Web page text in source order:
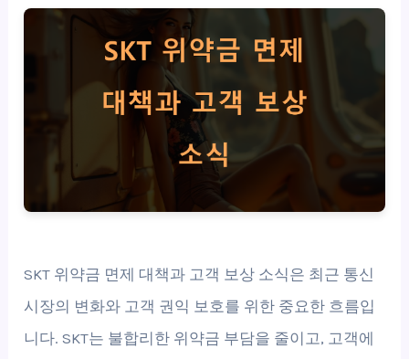
SKT 위약금 면제 대책과 고객 보상 소식은 최근 통신
시장의 변화와 고객 권익 보호를 위한 중요한 흐름입
니다. SKT는 불합리한 위약금 부담을 줄이고, 고객에